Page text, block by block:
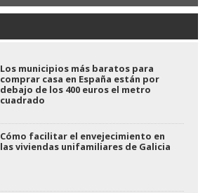
Los municipios más baratos para
comprar casa en España están por
debajo de los 400 euros el metro
cuadrado
Cómo facilitar el envejecimiento en
las viviendas unifamiliares de Galicia